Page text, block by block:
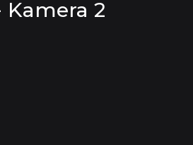
Kamera 2